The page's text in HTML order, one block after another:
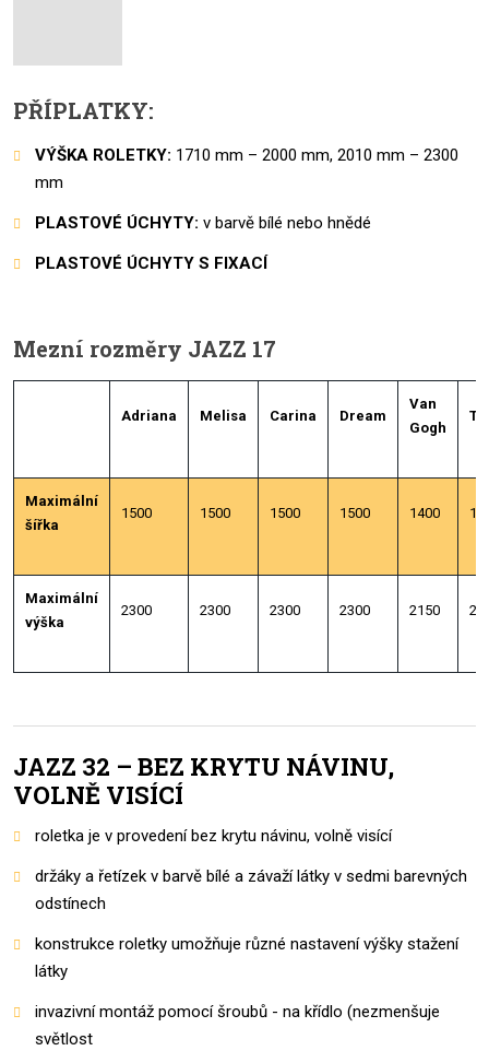
PŘÍPLATKY:
VÝŠKA ROLETKY: 1710 mm – 2000 mm, 2010 mm – 2300
mm
PLASTOVÉ ÚCHYTY: v barvě bílé nebo hnědé
PLASTOVÉ ÚCHYTY S FIXACÍ
Mezní rozměry JAZZ 17
Adriana Melisa Carina Dream
Van
Gogh
Maximální
šířka
1500 1500 1500 1500 1400
Maximální
výška
2300 2300 2300 2300 2150
JAZZ 32 – BEZ KRYTU NÁVINU,
VOLNĚ VISÍCÍ
roletka je v provedení bez krytu návinu, volně visící
držáky a řetízek v barvě bílé a závaží látky v sedmi barevných
odstínech
konstrukce roletky umožňuje různé nastavení výšky stažení
látky
invazivní montáž pomocí šroubů - na křídlo (nezmenšuje
světlost